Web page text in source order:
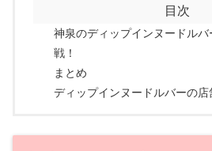
目次
神泉のディップインヌードル
戦！
まとめ
ディップインヌードルバーの店